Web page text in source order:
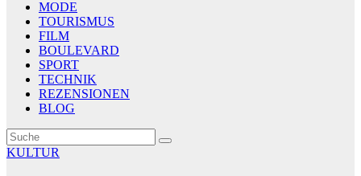
MODE
TOURISMUS
FILM
BOULEVARD
SPORT
TECHNIK
REZENSIONEN
BLOG
KULTUR